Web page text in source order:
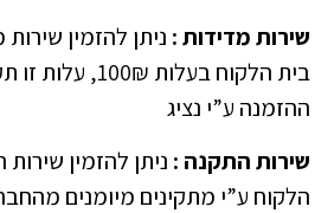
שירות מדידות: ניתן להזמין שירות
בית הלקוח בעלות
ההזמנה ע”י נציג
שירות התקנה : ניתן להזמין
הלקוח ע”י מתקינים מיומנים